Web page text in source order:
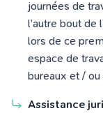
journées de
l’autre bout de
lors de ce
espace de
bureaux et /
Assistance